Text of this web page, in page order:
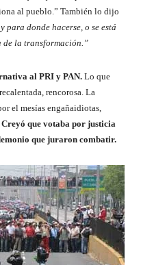
al pueblo.” También lo dijo
para donde hacerse, o se está
de la transformación.”
al PRI y PAN. Lo que
rencorosa. La
el mesías engañaidiotas,
Creyó que votaba por justicia
que juraron combatir.